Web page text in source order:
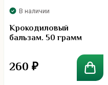
В наличии
Крокодиловый
бальзам. 50 грамм
260 ₽